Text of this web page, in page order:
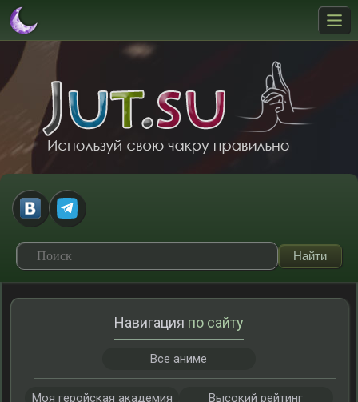
Навигация по сайту
Все аниме
Моя геройская академия
Высокий рейтинг